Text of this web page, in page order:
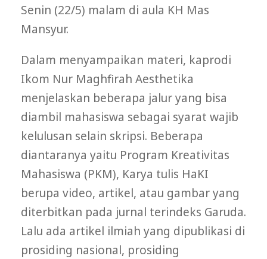
Senin (22/5) malam di aula KH Mas
Mansyur.
Dalam menyampaikan materi, kaprodi
Ikom Nur Maghfirah Aesthetika
menjelaskan beberapa jalur yang bisa
diambil mahasiswa sebagai syarat wajib
kelulusan selain skripsi. Beberapa
diantaranya yaitu Program Kreativitas
Mahasiswa (PKM), Karya tulis HaKI
berupa video, artikel, atau gambar yang
diterbitkan pada jurnal terindeks Garuda.
Lalu ada artikel ilmiah yang dipublikasi di
prosiding nasional, prosiding